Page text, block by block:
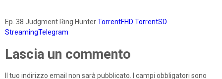
Ep. 38 Judgment Ring HunterTorrentFHD TorrentSD
StreamingTelegram
Lascia un commento
Il tuo indirizzo email non sarà pubblicato.
I campi obbligatori sono